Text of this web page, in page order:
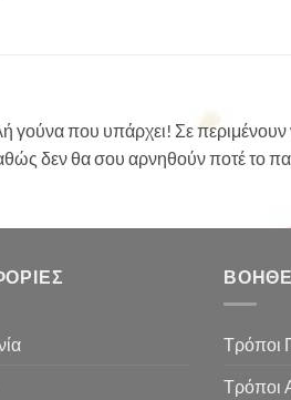
γούνα που υπάρχει! Σε
δεν θα σου αρνηθούν ποτέ το
Τρόποι
Τρόποι